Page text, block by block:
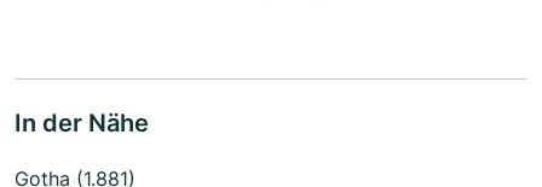
In der Nähe
Gotha (1.881)